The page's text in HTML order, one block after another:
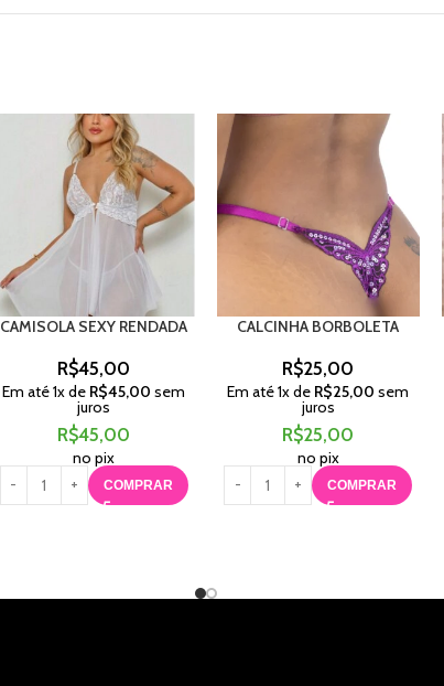
CAMISOLA SEXY RENDADA
R$45,00
Em até1x de R$45,00 sem
juros
R$45,00
no pix
COMPRAR
CALCINHA BORBOLETA
R$25,00
Em até1x de R$25,00 sem
juros
R$25,00
no pix
COMPRAR